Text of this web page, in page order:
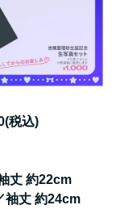
税込)
丈 約22cm
袖丈 約24cm